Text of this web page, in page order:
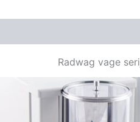
Radwag vage